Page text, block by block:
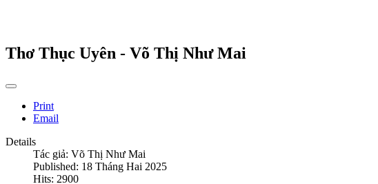
Thơ Thục Uyên - Võ Thị Như Mai
Print
Email
Details
Tác giả: Võ Thị Như Mai
Published: 18 Tháng Hai 2025
Hits: 2900